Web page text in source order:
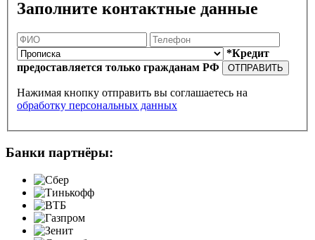
Заполните контактные данные
*Кредит
предоставляется только гражданам РФ
ОТПРАВИТЬ
Нажимая кнопку отправить вы соглашаетесь на
обработку персональных данных
Банки партнёры: